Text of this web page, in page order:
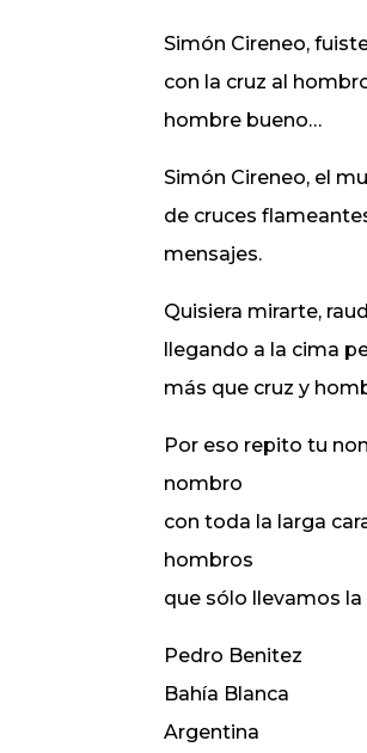
Simón Cireneo,
con la cruz al
hombre bueno…
Simón Cireneo, el
de cruces
mensajes.
Quisiera mirarte,
llegando a la cima
más que cruz y
Por eso repito tu
nombro
con toda la larga
hombros
que sólo llevamos la
Pedro Benitez
Bahía Blanca
Argentina